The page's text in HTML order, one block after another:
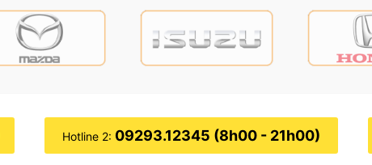
Hotline 2: 09293.12345 (8h00 - 21h00)